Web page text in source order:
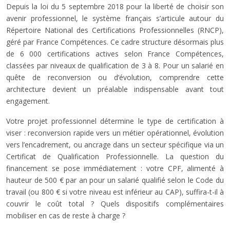
Depuis la loi du 5 septembre 2018 pour la liberté de choisir son
avenir professionnel, le système français s’articule autour du
Répertoire National des Certifications Professionnelles (RNCP),
géré par France Compétences. Ce cadre structure désormais plus
de 6 000 certifications actives selon France Compétences,
classées par niveaux de qualification de 3 à 8. Pour un salarié en
quête de reconversion ou d’évolution, comprendre cette
architecture devient un préalable indispensable avant tout
engagement.
Votre projet professionnel détermine le type de certification à
viser : reconversion rapide vers un métier opérationnel, évolution
vers l’encadrement, ou ancrage dans un secteur spécifique via un
Certificat de Qualification Professionnelle. La question du
financement se pose immédiatement : votre CPF, alimenté à
hauteur de 500 € par an pour un salarié qualifié selon le Code du
travail (ou 800 € si votre niveau est inférieur au CAP), suffira-t-il à
couvrir le coût total ? Quels dispositifs complémentaires
mobiliser en cas de reste à charge ?